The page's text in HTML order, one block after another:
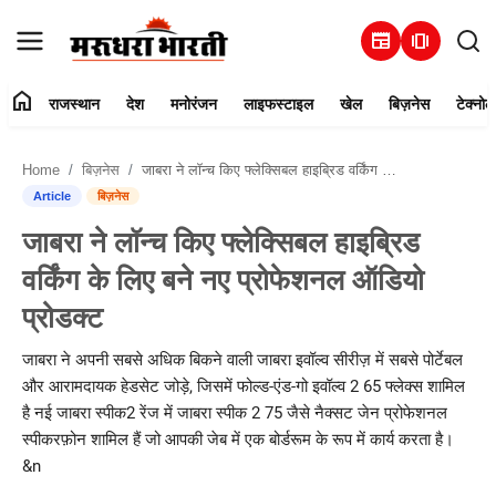
newspaper amp_stories
संपर्क करें
राजस्थान
देश
मनोरंजन
लाइफस्टाइल
खेल
home राजस्थान देश मनोरंजन लाइफस्टाइल खेल बिज़नेस
Home बिज़नेस जाबरा ने लॉन्च किए फ्लेक्सिबल हाइब्रिड वर्किंग के लिए बने नए प्रोफेशनल ऑडियो प्रोडक्ट
Article बिज़नेस
जाबरा ने लॉन्च किए फ्लेक्सिबल हाइब्रिड
वर्किंग के लिए बने नए प्रोफेशनल ऑडियो
प्रोडक्ट
जाबरा ने अपनी सबसे अधिक बिकने वाली जाबरा इवॉल्व सीरीज़ में सबसे पोर्टेबल
और आरामदायक हेडसेट जोड़े, जिसमें फोल्ड-एंड-गो इवॉल्व 2 65 फ्लेक्स शामिल
है नई जाबरा स्पीक2 रेंज में जाबरा स्पीक 2 75 जैसे नैक्सट जेन प्रोफेशनल
स्पीकरफ़ोन शामिल हैं जो आपकी जेब में एक बोर्डरूम के रूप में कार्य करता है।
&n